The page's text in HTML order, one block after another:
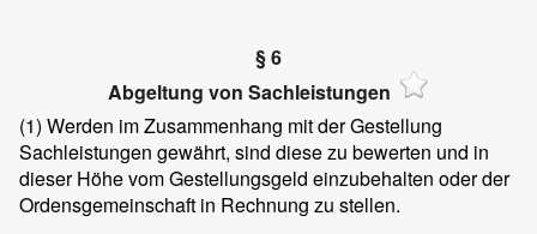
§ 6
Abgeltung von Sachleistungen
(1) Werden im Zusammenhang mit der Gestellung
Sachleistungen gewährt, sind diese zu bewerten und in
dieser Höhe vom Gestellungsgeld einzubehalten oder der
Ordensgemeinschaft in Rechnung zu stellen.